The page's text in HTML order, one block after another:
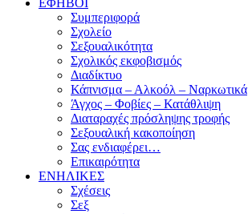
ΕΦΗΒΟΙ
Συμπεριφορά
Σχολείο
Σεξουαλικότητα
Σχολικός εκφοβισμός
Διαδίκτυο
Κάπνισμα – Αλκοόλ – Ναρκωτικά
Άγχος – Φοβίες – Κατάθλιψη
Διαταραχές πρόσληψης τροφής
Σεξουαλική κακοποίηση
Σας ενδιαφέρει…
Επικαιρότητα
ΕΝΗΛΙΚΕΣ
Σχέσεις
Σεξ